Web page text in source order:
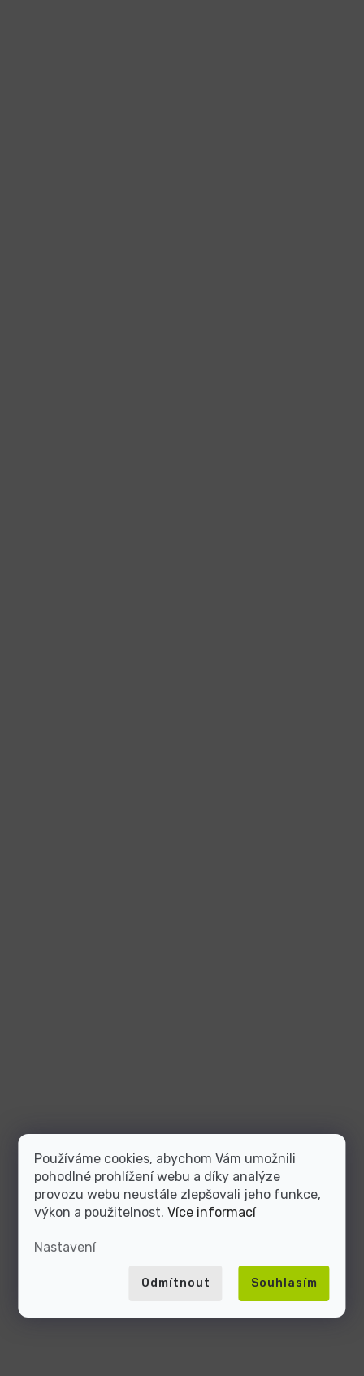
Používáme cookies, abychom Vám umožnili
pohodlné prohlížení webu a díky analýze
provozu webu neustále zlepšovali jeho funkce,
výkon a použitelnost.Více informací
Nastavení
Odmítnout Souhlasím